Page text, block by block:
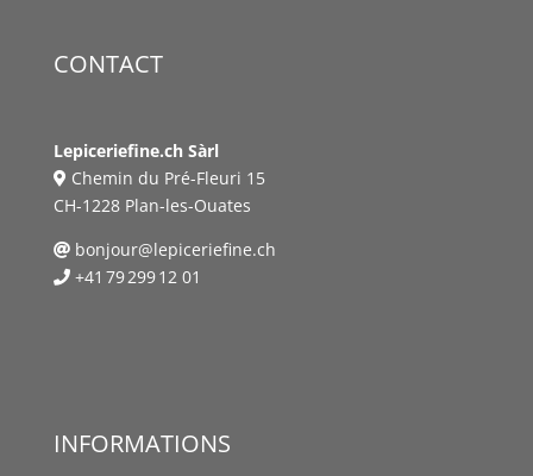
CONTACT
Lepiceriefine.ch Sàrl
Chemin du Pré-Fleuri 15
CH-1228 Plan-les-Ouates
bonjour@lepiceriefine.ch
+41 79 299 12 01
INFORMATIONS